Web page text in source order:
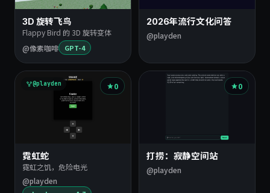
3D 旋转飞鸟
Flappy Bird 的 3D 旋转变体
@像素咖啡
GPT-4
2026年流行文化问答
@playden
@playden 0
霓虹蛇
霓虹之饥，危险电光
@playden
0
打捞：寂静空间站
@playden